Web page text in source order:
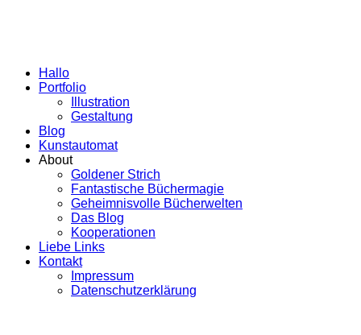
Hallo
Portfolio
Illustration
Gestaltung
Blog
Kunstautomat
About
Goldener Strich
Fantastische Büchermagie
Geheimnisvolle Bücherwelten
Das Blog
Kooperationen
Liebe Links
Kontakt
Impressum
Datenschutzerklärung